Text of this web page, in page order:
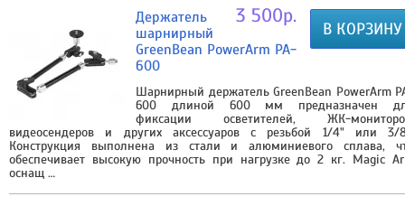
В КОРЗИНУ
3 500р.
Держатель
шарнирный
GreenBean PowerArm PA-
600
Шарнирный держатель GreenBean PowerArm
600 длиной 600 мм предназначен
фиксации осветителей, ЖК-
видеосендеров и других аксессуаров с резьбой 1/4" или 3/
Конструкция выполнена из стали и алюминиевого сплава,
обеспечивает высокую прочность при нагрузке до 2 кг. Magic
оснащ …